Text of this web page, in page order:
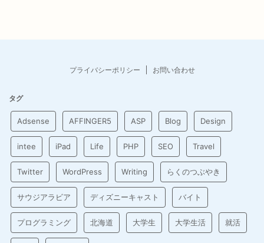
プライバシーポリシー お問い合わせ
タグ
Adsense AFFINGER5 ASP Blog Design
intee iPad Life PHP SEO Travel
Twitter WordPress Writing らくのつぶやき
サウジアラビア ディズニーキャスト バイト
プログラミング 北海道 大学生 大学生活 就活